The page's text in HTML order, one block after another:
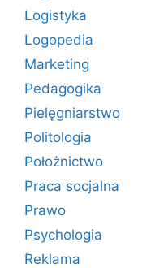
Logistyka
Logopedia
Marketing
Pedagogika
Pielęgniarstwo
Politologia
Położnictwo
Praca socjalna
Prawo
Psychologia
Reklama